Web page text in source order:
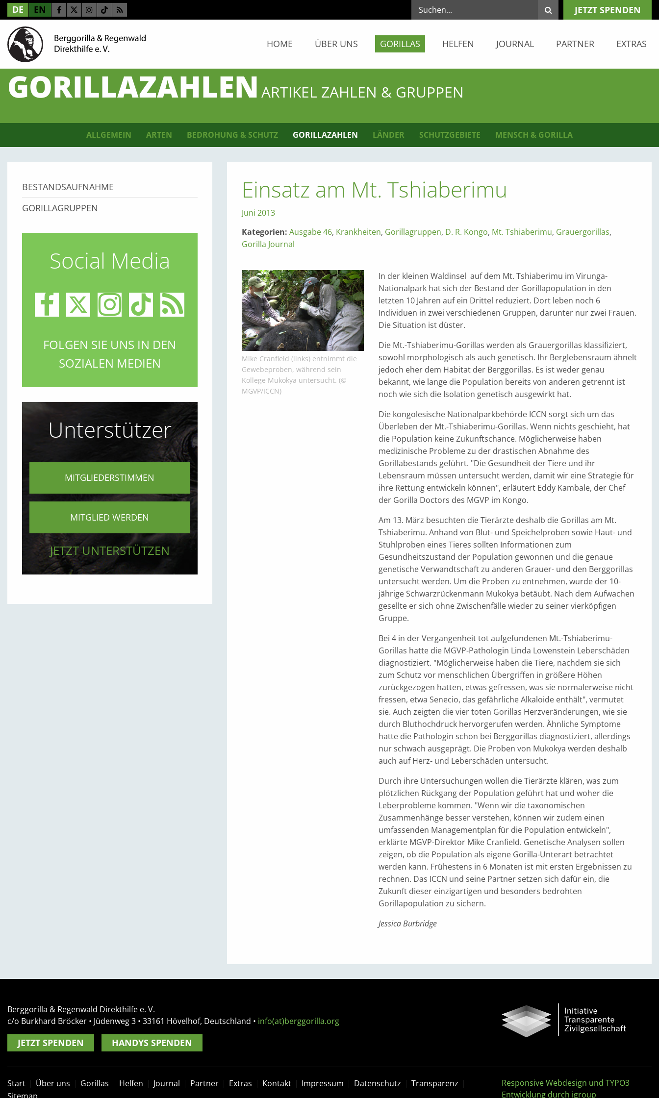
DE EN JETZT SPENDEN
HOME ÜBER UNS GORILLAS HELFEN JOURNAL PARTNER EXTRAS
GORILLAZAHLEN ARTIKEL ZAHLEN & GRUPPEN
ALLGEMEIN ARTEN BEDROHUNG & SCHUTZ GORILLAZAHLEN LÄNDER SCHUTZGEBIETE MENSCH & GORILLA
Einsatz am Mt. Tshiaberimu
Juni 2013
Kategorien: Ausgabe 46, Krankheiten, Gorillagruppen, D. R. Kongo, Mt. Tshiaberimu, Grauergorillas,
Gorilla Journal
Mike Cranfield (links) entnimmt die
Gewebeproben, während sein
Kollege Mukokya untersucht. (©
MGVP/ICCN)
In der kleinen Waldinsel auf dem Mt. Tshiaberimu im Virunga-
Nationalpark hat sich der Bestand der Gorillapopulation in den
letzten 10 Jahren auf ein Drittel reduziert. Dort leben noch 6
Individuen in zwei verschiedenen Gruppen, darunter nur zwei Frauen.
Die Situation ist düster.
Die Mt.-Tshiaberimu-Gorillas werden als Grauergorillas klassifiziert,
sowohl morphologisch als auch genetisch. Ihr Berglebensraum ähnelt
jedoch eher dem Habitat der Berggorillas. Es ist weder genau
bekannt, wie lange die Population bereits von anderen getrennt ist
noch wie sich die Isolation genetisch ausgewirkt hat.
Die kongolesische Nationalparkbehörde ICCN sorgt sich um das
Überleben der Mt.-Tshiaberimu-Gorillas. Wenn nichts geschieht, hat
die Population keine Zukunftschance. Möglicherweise haben
medizinische Probleme zu der drastischen Abnahme des
Gorillabestands geführt. "Die Gesundheit der Tiere und ihr
Lebensraum müssen untersucht werden, damit wir eine Strategie für
ihre Rettung entwickeln können", erläutert Eddy Kambale, der Chef
der Gorilla Doctors des MGVP im Kongo.
Am 13. März besuchten die Tierärzte deshalb die Gorillas am Mt.
Tshiaberimu. Anhand von Blut- und Speichelproben sowie Haut- und
Stuhlproben eines Tieres sollten Informationen zum
Gesundheitszustand der Population gewonnen und die genaue
genetische Verwandtschaft zu anderen Grauer- und den Berggorillas
untersucht werden. Um die Proben zu entnehmen, wurde der 10-
jährige Schwarzrückenmann Mukokya betäubt. Nach dem Aufwachen
gesellte er sich ohne Zwischenfälle wieder zu seiner vierköpfigen
Gruppe.
Bei 4 in der Vergangenheit tot aufgefundenen Mt.-Tshiaberimu-
Gorillas hatte die MGVP-Pathologin Linda Lowenstein Leberschäden
diagnostiziert. "Möglicherweise haben die Tiere, nachdem sie sich
zum Schutz vor menschlichen Übergriffen in größere Höhen
zurückgezogen hatten, etwas gefressen, was sie normalerweise nicht
fressen, etwa Senecio, das gefährliche Alkaloide enthält", vermutet
sie. Auch zeigten die vier toten Gorillas Herzveränderungen, wie sie
durch Bluthochdruck hervorgerufen werden. Ähnliche Symptome
hatte die Pathologin schon bei Berggorillas diagnostiziert, allerdings
nur schwach ausgeprägt. Die Proben von Mukokya werden deshalb
auch auf Herz- und Leberschäden untersucht.
Durch ihre Untersuchungen wollen die Tierärzte klären, was zum
plötzlichen Rückgang der Population geführt hat und woher die
Leberprobleme kommen. "Wenn wir die taxonomischen
Zusammenhänge besser verstehen, können wir zudem einen
umfassenden Managementplan für die Population entwickeln",
erklärte MGVP-Direktor Mike Cranfield. Genetische Analysen sollen
zeigen, ob die Population als eigene Gorilla-Unterart betrachtet
werden kann. Frühestens in 6 Monaten ist mit ersten Ergebnissen zu
rechnen. Das ICCN und seine Partner setzen sich dafür ein, die
Zukunft dieser einzigartigen und besonders bedrohten
Gorillapopulation zu sichern.
Jessica Burbridge
BESTANDSAUFNAHME
GORILLAGRUPPEN
Social Media
FOLGEN SIE UNS IN DEN
SOZIALEN MEDIEN
Unterstützer
MITGLIEDERSTIMMEN
MITGLIED WERDEN
JETZT UNTERSTÜTZEN
Berggorilla & Regenwald Direkthilfe e. V.
c/o Burkhard Bröcker • Jüdenweg 3 • 33161 Hövelhof, Deutschland • info(at)berggorilla.org
JETZT SPENDEN HANDYS SPENDEN
Start Über uns Gorillas Helfen Journal Partner Extras Kontakt Impressum Datenschutz
Transparenz
Responsive Webdesign und TYPO3
Entwicklung durch igroup